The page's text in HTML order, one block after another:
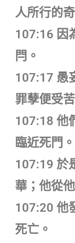
人所行的
107:16 因
閂。
107:17 愚
罪孽便受
107:18 他
臨近死門。
107:19 於
華；他從
107:20 他
死亡。